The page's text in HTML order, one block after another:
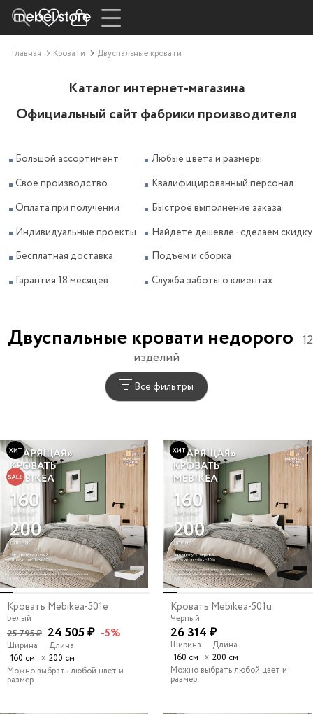
Главная Кровати Двуспальные кровати
Каталог интернет-магазина
Официальный сайт фабрики производителя
Большой ассортимент Любые цвета и размеры
Индивидуальные проекты Найдете дешевле - сделаем скидку
Свое производство
Квалифицированный персонал
Оплата при получении
Быстрое выполнение заказа
Бесплатная доставка
Подъем и сборка
Гарантия 18 месяцев
Служба заботы о клиентах
Двуспальные кровати недорого 12
изделий
Все фильтры
Кровать Mebikea-501e
Белый
25 795 ₽ 24 505 ₽ -5%
Ширина
160 см х
Длина
200 см
Можно выбрать любой цвет и
размер
Кровать Mebikea-501u
Черный
26 314 ₽
Ширина
160 см х
Длина
200 см
Можно выбрать любой цвет и
размер